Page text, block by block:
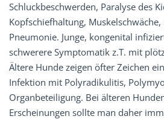
Schluckbeschwerden, Paralyse des
Kopfschiefhaltung,
Pneumonie. Junge, kongenital
schwerere Symptomatik z.T. mit
Ältere Hunde zeigen öfter Zeichen
Infektion mit Polyradikulitis,
Organbeteiligung. Bei älteren
Erscheinungen sollte man daher